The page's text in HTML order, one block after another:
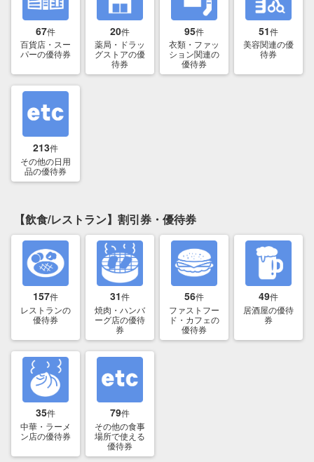
67件
百貨店・スー
パーの優待券
20件
薬局・ドラッ
グストアの優
待券
95件
衣類・ファッ
ション関連の
優待券
51件
美容関連の優
待券
213件
その他の日用
品の優待券
【飲食/レストラン】割引券・優待券
157件
レストランの
優待券
31件
焼肉・ハンバ
ーグ店の優待
券
56件
ファストフー
ド・カフェの
優待券
49件
居酒屋の優待
券
35件
中華・ラーメ
ン店の優待券
79件
その他の食事
場所で使える
優待券